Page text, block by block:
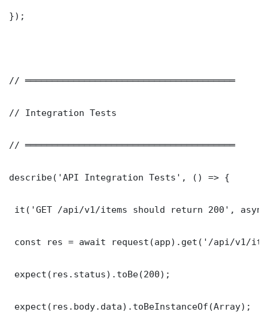
});
// ═══════════════════════════════════════
// Integration Tests
// ═══════════════════════════════════════
describe('API Integration Tests', () => {
it('GET /api/v1/items should return 200',
const res = await request(app).get('/api/v1/
expect(res.status).toBe(200);
expect(res.body.data).toBeInstanceOf(Array);